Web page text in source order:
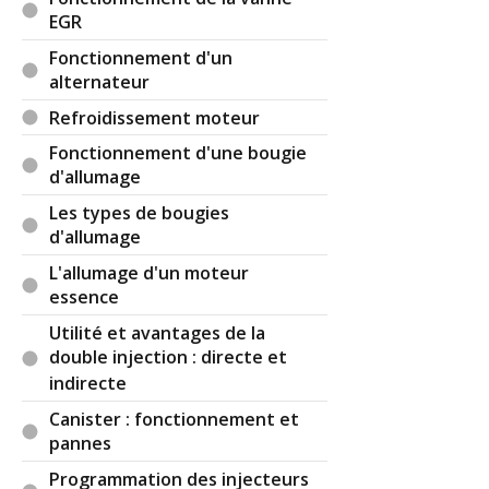
(Votre post sera visible sous le commentaire)
ParLDER(Date : 2018-02-05 21:22:17)
Bonjour,
J'aimerais savoir si ceci est juste ou faux :
_moteur en position transversal = roues motrices
avant
_moteur en position longitudinale = roues
motrices arrière
Comment peut-on savoir si les roues motrices
d'une voiture sont à l'avant ou à l'arrière ?
EGR
Fonctionnement d'un
alternateur
Refroidissement moteur
Fonctionnement d'une bougie
d'allumage
Les types de bougies
d'allumage
L'allumage d'un moteur
essence
Utilité et avantages de la
double injection : directe et
indirecte
Canister : fonctionnement et
pannes
Programmation des injecteurs